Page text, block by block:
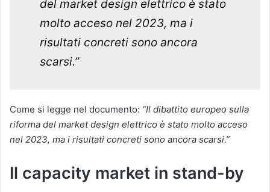
del market design elettrico è stato
molto acceso nel 2023, ma i
risultati concreti sono ancora
scarsi.”
Come si legge nel documento: “Il dibattito europeo sulla
riforma del market design elettrico è stato molto acceso
nel 2023, ma i risultati concreti sono ancora scarsi.”
Il capacity market in stand-by